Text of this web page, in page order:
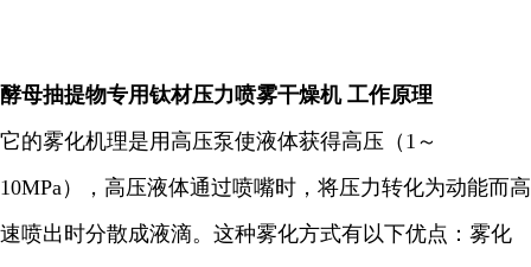
酵母抽提物专用钛材压力喷雾干燥机 工作原理
它的雾化机理是用高压泵使液体获得高压（1～
10MPa），高压液体通过喷嘴时，将压力转化为动能而高
速喷出时分散成液滴。这种雾化方式有以下优点：雾化